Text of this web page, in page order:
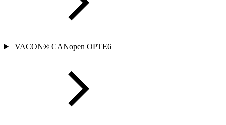
VACON® CANopen OPTE6